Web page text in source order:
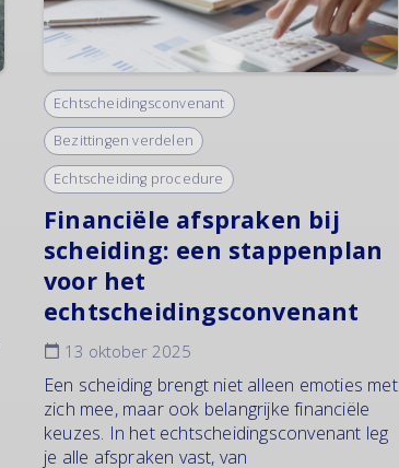
Echtscheidingsconvenant
Bezittingen verdelen
Echtscheiding procedure
Financiële afspraken bij
scheiding: een stappenplan
voor het
echtscheidingsconvenant
13 oktober 2025
Een scheiding brengt niet alleen emoties met
zich mee, maar ook belangrijke financiële
keuzes. In het echtscheidingsconvenant leg
je alle afspraken vast, van